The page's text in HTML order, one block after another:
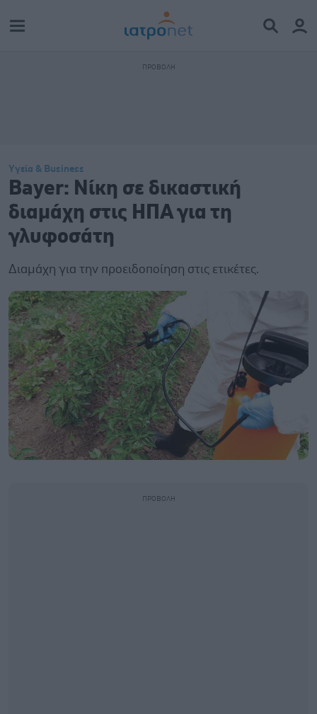
Υγεία & Business
Bayer: Νίκη σε δικαστική
διαμάχη στις ΗΠΑ για τη
γλυφοσάτη
Διαμάχη για την προειδοποίηση στις ετικέτες.